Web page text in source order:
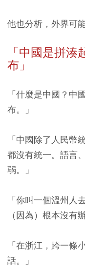
他也分析，外界可
「中國是拼
布」
「什麼是中國？中
布。」
「中國除了人民幣
都沒有統一。語言
弱。」
「你叫一個溫州人
（因為）根本沒有
「在浙江，跨一條
話。」